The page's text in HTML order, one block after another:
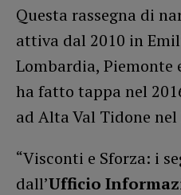
Questa rassegna di
attiva dal 2010 in
Lombardia, Piemonte
ha fatto tappa nel
ad Alta Val Tidone nel
“Visconti e Sforza: i
dall’Ufficio